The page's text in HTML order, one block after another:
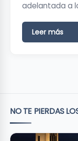
adelantada a
Leer más
NO TE PIERDAS